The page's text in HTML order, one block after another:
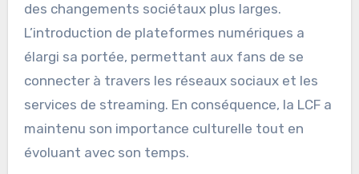
des changements sociétaux plus larges.
L’introduction de plateformes numériques a
élargi sa portée, permettant aux fans de se
connecter à travers les réseaux sociaux et les
services de streaming. En conséquence, la LCF a
maintenu son importance culturelle tout en
évoluant avec son temps.